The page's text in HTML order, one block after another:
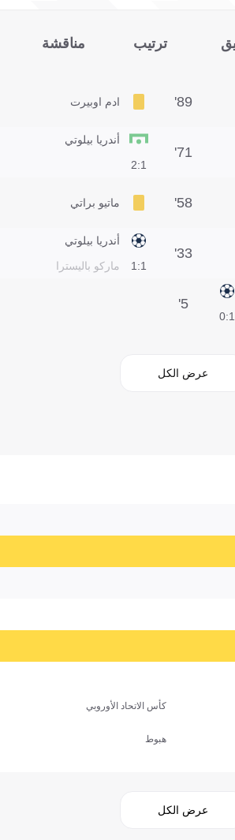
ترتيب مناقشة
ادم اوبيرت 89'
1:2
أندريا بيلوتي
71'
ماتيو براتي 58'
1:1
أندريا بيلوتي
ماركو باليسترا
33'
1:0
5'
عرض الكل
كأس الاتحاد الأوروبي
هبوط
عرض الكل